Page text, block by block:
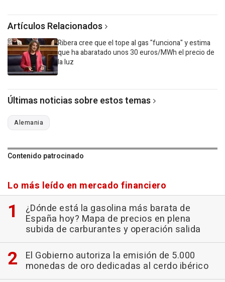
Artículos Relacionados
Ribera cree que el tope al gas "funciona" y estima
que ha abaratado unos 30 euros/MWh el precio de
la luz
Últimas noticias sobre estos temas
Alemania
Contenido patrocinado
Lo más leído en mercado financiero
¿Dónde está la gasolina más barata de
España hoy? Mapa de precios en plena
subida de carburantes y operación salida
El Gobierno autoriza la emisión de 5.000
monedas de oro dedicadas al cerdo ibérico